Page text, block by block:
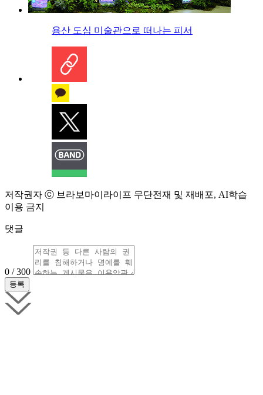
용산 도심 미술관으로 떠나는 피서
저작권자 ⓒ 브라보마이라이프 무단전재 및 재배포, AI학습
이용 금지
댓글
0 / 300